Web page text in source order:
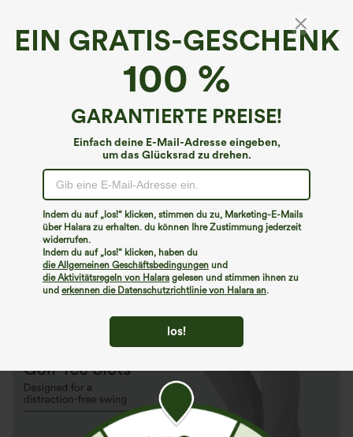
EIN GRATIS-GESCHENK
100 %
GARANTIERTE PREISE!
Einfach deine E-Mail-Adresse eingeben,
um das Glücksrad zu drehen.
Indem du auf „los!“ klicken, stimmen du zu, Marketing-E-Mails
über Halara zu erhalten. du können Ihre Zustimmung jederzeit
widerrufen.
Indem du auf „los!“ klicken, haben du
die Allgemeinen Geschäftsbedingungen und
die Aktivitätsregeln von Halara gelesen und stimmen ihnen zu
und erkennen die Datenschutzrichtlinie von Halara an.
los!
Mittlere Steighöhe Taschen Taillierte
Schnelltrocknende Golf-Hose-Golf-Tee-
€40,95 EUR Buy 3 Get 4th Free